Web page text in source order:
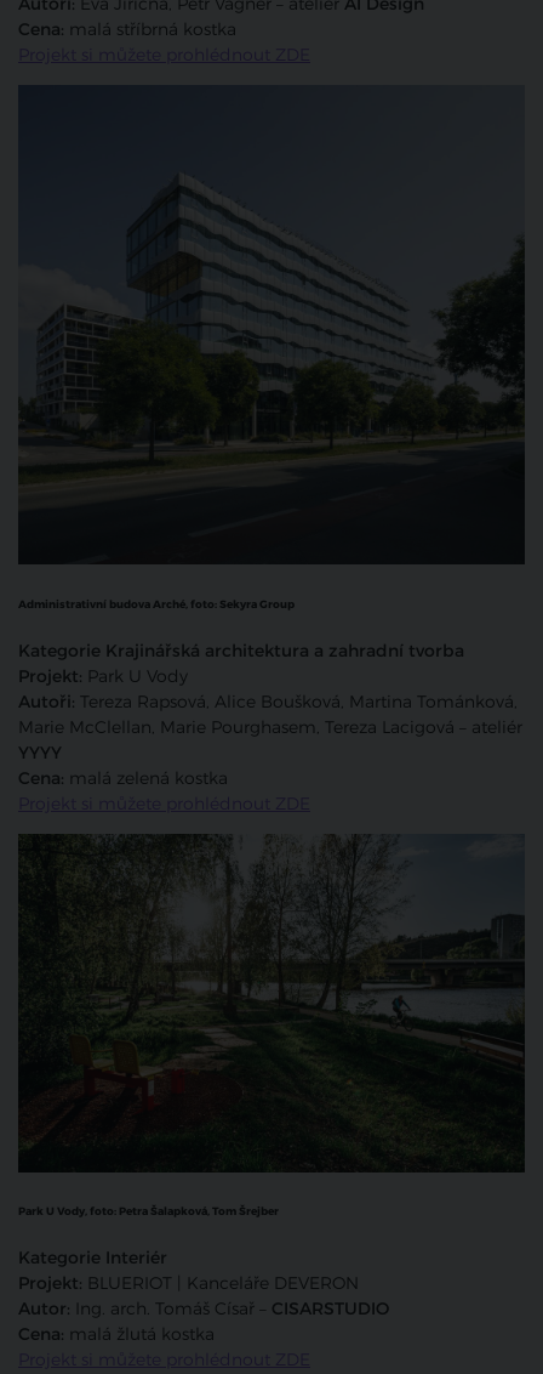
Cena: malá stříbrná kostka
Projekt si můžete prohlédnout ZDE
Administrativní budova Arché, foto: Sekyra Group
Kategorie Krajinářská architektura a zahradní tvorba
Projekt: Park U Vody
Autoři: Tereza Rapsová, Alice Boušková, Martina Tománková,
Marie McClellan, Marie Pourghasem, Tereza Lacigová – ateliér
YYYY
Cena: malá zelená kostka
Projekt si můžete prohlédnout ZDE
Park U Vody, foto: Petra Šalapková, Tom Šrejber
Kategorie Interiér
Projekt: BLUERIOT | Kanceláře DEVERON
Autor: Ing. arch. Tomáš Císař – CISARSTUDIO
Cena: malá žlutá kostka
Projekt si můžete prohlédnout ZDE